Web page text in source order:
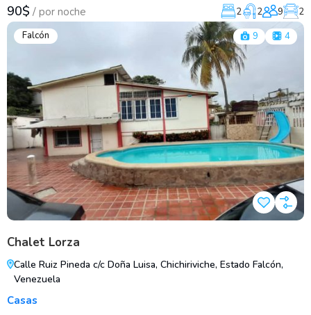
90$ / por noche 2 2 9
2
Falcón
9 4
Chalet Lorza
Calle Ruiz Pineda c/c Doña Luisa, Chichiriviche, Estado Falcón,
Venezuela
Casas